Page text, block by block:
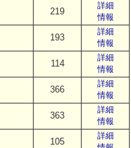
219
詳細
情報
193
詳細
情報
114
詳細
情報
366
詳細
情報
363
詳細
情報
105
詳細